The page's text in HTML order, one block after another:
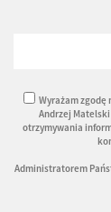
Wyrażam zgodę
Andrzej
otrzymywania
Administratorem